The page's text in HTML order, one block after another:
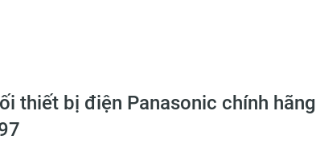
thiết bị điện Panasonic chính hãng